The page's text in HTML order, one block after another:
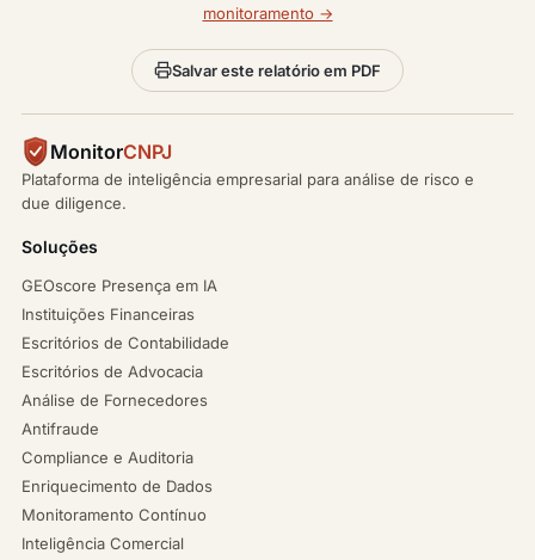
monitoramento →
Salvar este relatório em PDF
MonitorCNPJ
Plataforma de inteligência empresarial para análise de risco e
due diligence.
Soluções
GEOscore Presença em IA
Instituições Financeiras
Escritórios de Contabilidade
Escritórios de Advocacia
Análise de Fornecedores
Antifraude
Compliance e Auditoria
Enriquecimento de Dados
Monitoramento Contínuo
Inteligência Comercial